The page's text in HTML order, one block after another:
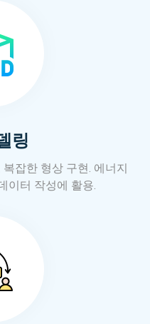
링
잡한 형상 구현. 에너지
이터 작성에 활용.